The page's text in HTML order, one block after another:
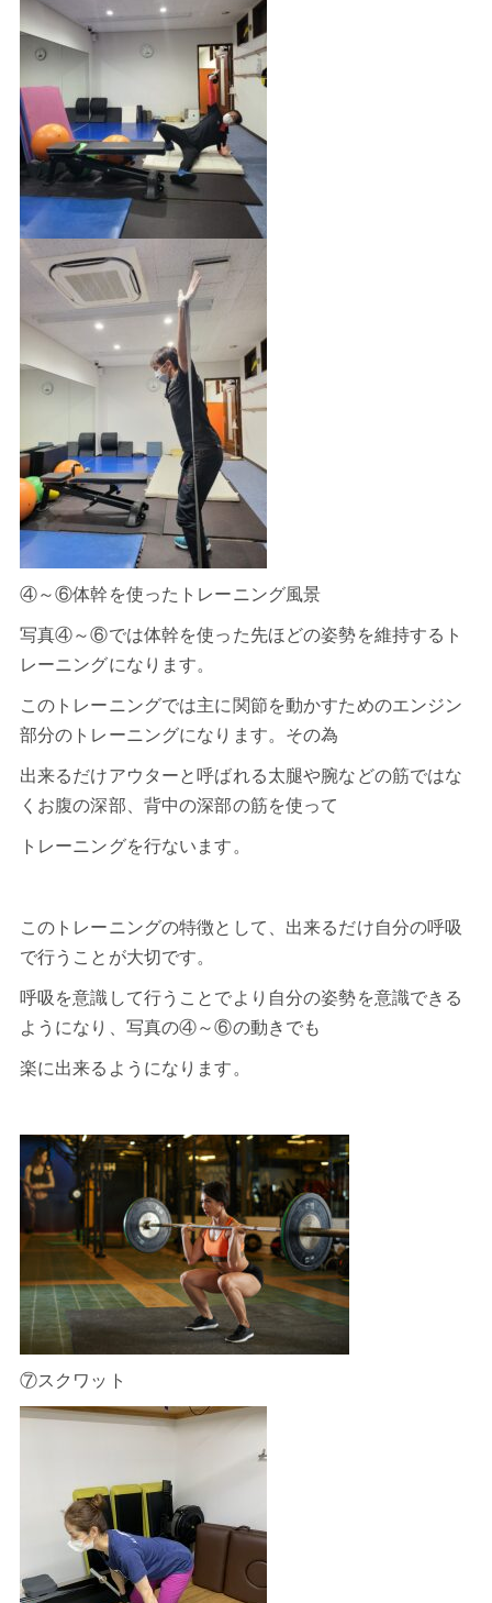
④～⑥体幹を使ったトレーニング風景
写真④～⑥では体幹を使った先ほどの姿勢を維持するト
レーニングになります。
このトレーニングでは主に関節を動かすためのエンジン
部分のトレーニングになります。その為
出来るだけアウターと呼ばれる太腿や腕などの筋ではな
くお腹の深部、背中の深部の筋を使って
トレーニングを行ないます。
このトレーニングの特徴として、出来るだけ自分の呼吸
で行うことが大切です。
呼吸を意識して行うことでより自分の姿勢を意識できる
ようになり、写真の④～⑥の動きでも
楽に出来るようになります。
⑦スクワット